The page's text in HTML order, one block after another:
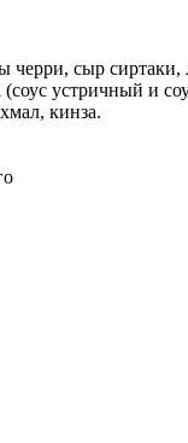
черри, сыр сиртаки,
(соус устричный и
кинза.